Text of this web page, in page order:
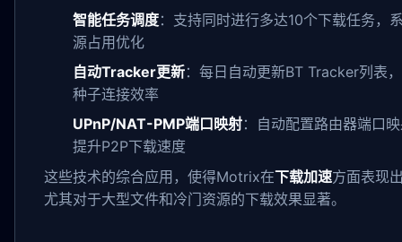
智能任务调度：支持同时进行多达10个下载任务，
源占用优化
自动Tracker更新：每日自动更新BT Tracker列表
种子连接效率
UPnP/NAT-PMP端口映射：自动配置路由器端口
提升P2P下载速度
这些技术的综合应用，使得Motrix在下载加速方面表现
尤其对于大型文件和冷门资源的下载效果显著。